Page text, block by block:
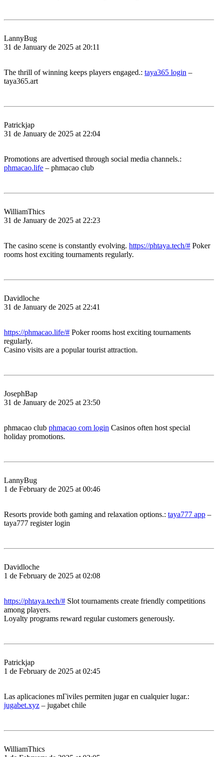
LannyBug
31 de January de 2025 at 20:11
The thrill of winning keeps players engaged.: taya365 login –
taya365.art
Patrickjap
31 de January de 2025 at 22:04
Promotions are advertised through social media channels.:
phmacao.life – phmacao club
WilliamThics
31 de January de 2025 at 22:23
The casino scene is constantly evolving. https://phtaya.tech/# Poker
rooms host exciting tournaments regularly.
Davidloche
31 de January de 2025 at 22:41
https://phmacao.life/# Poker rooms host exciting tournaments
regularly.
Casino visits are a popular tourist attraction.
JosephBap
31 de January de 2025 at 23:50
phmacao club phmacao com login Casinos often host special
holiday promotions.
LannyBug
1 de February de 2025 at 00:46
Resorts provide both gaming and relaxation options.: taya777 app –
taya777 register login
Davidloche
1 de February de 2025 at 02:08
https://phtaya.tech/# Slot tournaments create friendly competitions
among players.
Loyalty programs reward regular customers generously.
Patrickjap
1 de February de 2025 at 02:45
Las aplicaciones mГіviles permiten jugar en cualquier lugar.:
jugabet.xyz – jugabet chile
WilliamThics